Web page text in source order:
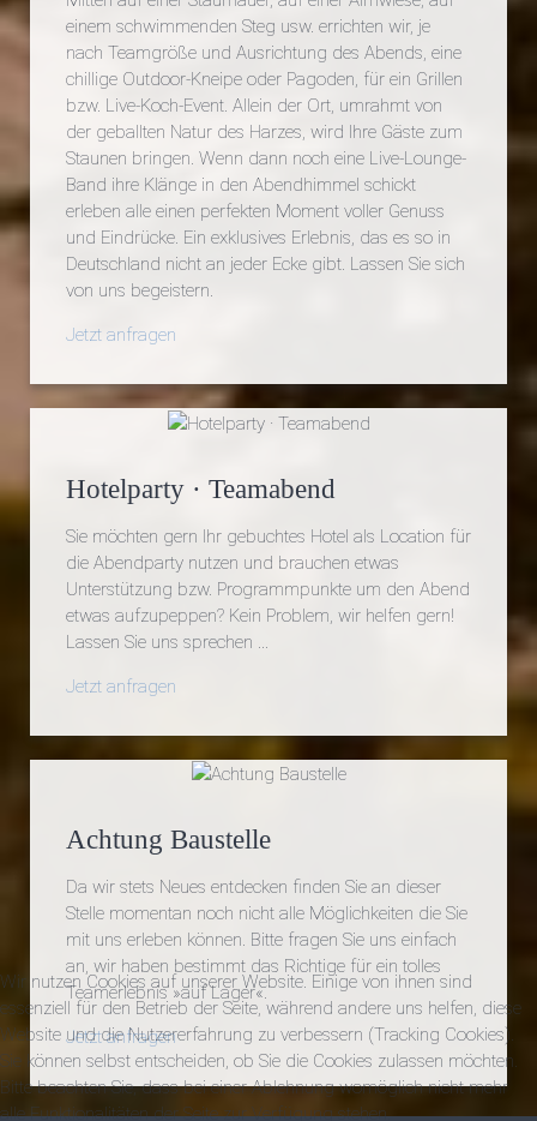
einem schwimmenden Steg usw. errichten wir, je
nach Teamgröße und Ausrichtung des Abends, eine
chillige Outdoor-Kneipe oder Pagoden, für ein Grillen
bzw. Live-Koch-Event. Allein der Ort, umrahmt von
der geballten Natur des Harzes, wird Ihre Gäste zum
Staunen bringen. Wenn dann noch eine Live-Lounge-
Band ihre Klänge in den Abendhimmel schickt
erleben alle einen perfekten Moment voller Genuss
und Eindrücke. Ein exklusives Erlebnis, das es so in
Deutschland nicht an jeder Ecke gibt. Lassen Sie sich
von uns begeistern.
Jetzt anfragen
Hotelparty · Teamabend
Sie möchten gern Ihr gebuchtes Hotel als Location für
die Abendparty nutzen und brauchen etwas
Unterstützung bzw. Programmpunkte um den Abend
etwas aufzupeppen? Kein Problem, wir helfen gern!
Lassen Sie uns sprechen ...
Jetzt anfragen
Achtung Baustelle
Da wir stets Neues entdecken finden Sie an dieser
Stelle momentan noch nicht alle Möglichkeiten die Sie
mit uns erleben können. Bitte fragen Sie uns einfach
an, wir haben bestimmt das Richtige für ein tolles
Teamerlebnis »auf Lager«.
Jetzt anfragen
Wir nutzen Cookies auf unserer Website. Einige von ihnen sind
essenziell für den Betrieb der Seite, während andere uns helfen, diese
Website und die Nutzererfahrung zu verbessern (Tracking Cookies).
Sie können selbst entscheiden, ob Sie die Cookies zulassen möchten.
Bitte beachten Sie, dass bei einer Ablehnung womöglich nicht mehr
alle Funktionalitäten der Seite zur Verfügung stehen.